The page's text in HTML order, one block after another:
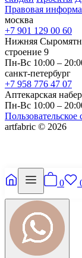
Правовая
москва
+7 901 129 00 60
Нижняя
строение 9
Пн-Вс 10:00 –
санкт-петербург
+7 958 776 47 07
Аптекарская
Пн-Вс 10:00 –
Пользовательское
artfabric © 2026
0